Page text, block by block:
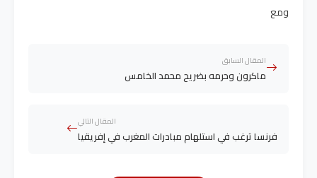
ومع
المقال السابق
ماكرون وحرمه بضريح محمد الخامس
المقال التالي
فرنسا ترغب في استلهام مبادرات المغرب في إفريقيا